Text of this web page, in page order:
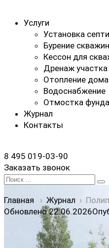
Услуги
Установка
Бурение
Кессон для
Дренаж участка
Отопление дома
Водоснабжение
Отмостка
Журнал
Контакты
8 495 019-03-90
Заказать звонок
Search
Главная
› Журнал ›
Обновлено 22.06.2026